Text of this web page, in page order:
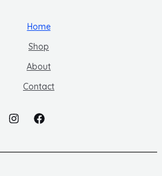
Home
Shop
About
Contact